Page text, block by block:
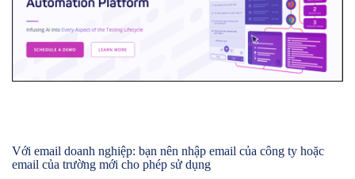
Với email doanh nghiệp: bạn nên nhập email của công ty hoặc
email của trường mới cho phép sử dụng